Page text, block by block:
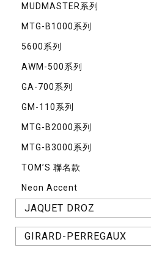
MUDMASTER系列
MTG-B1000系列
5600系列
AWM-500系列
GA-700系列
GM-110系列
MTG-B2000系列
MTG-B3000系列
TOM’S 聯名款
Neon Accent
JAQUET DROZ
GIRARD-PERREGAUX